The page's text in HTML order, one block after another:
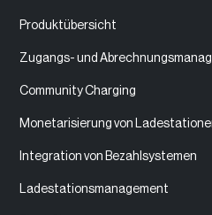
Produktübersicht
Zugangs- und
Community Charging
Monetarisierung von
Integration von Bezahlsystemen
Ladestationsmanagement